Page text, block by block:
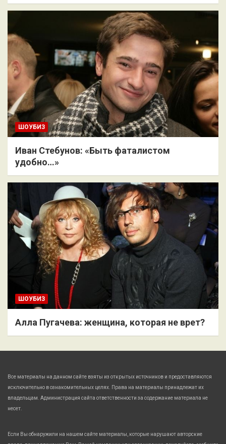
ШОУБИЗ
Иван Стебунов: «Быть фаталистом
удобно…»
ШОУБИЗ
Алла Пугачева: женщина, которая не врет?
Все материалы на данном сайте взяты из открытых источников и предоставляются
исключительно в ознакомительных целях. Права на материалы принадлежат их
владельцам. Администрация сайта ответственности за содержание материала не
несет.
Если Вы обнаружили на нашем сайте материалы, которые нарушают авторские